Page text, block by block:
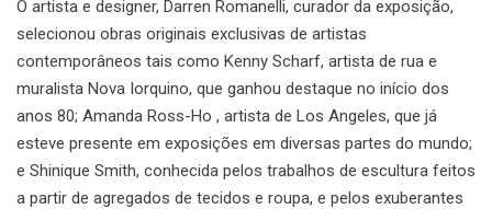
O artista e designer, Darren Romanelli, curador da exposição,
selecionou obras originais exclusivas de artistas
contemporâneos tais como Kenny Scharf, artista de rua e
muralista Nova Iorquino, que ganhou destaque no início dos
anos 80; Amanda Ross-Ho , artista de Los Angeles, que já
esteve presente em exposições em diversas partes do mundo;
e Shinique Smith, conhecida pelos trabalhos de escultura feitos
a partir de agregados de tecidos e roupa, e pelos exuberantes